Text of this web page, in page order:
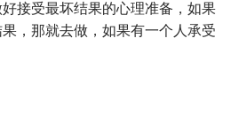
接受最坏结果的心理准备，如果
，那就去做，如果有一个人承受